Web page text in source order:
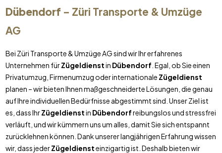
Dübendorf – Züri Transporte & Umzüge
AG
Bei Züri Transporte & Umzüge AG sind wir Ihr erfahrenes
Unternehmen fürZügeldienstin Dübendorf . Egal, ob Sie einen
Privatumzug, Firmenumzug oder internationale Zügeldienst
planen – wir bieten Ihnen maßgeschneiderte Lösungen, die genau
auf Ihre individuellen Bedürfnisse abgestimmt sind. Unser Ziel ist
es, dass IhrZügeldienstin Dübendorfreibungslos und stressfrei
verläuft, und wir kümmern uns um alles, damit Sie sich entspannt
zurücklehnen können. Dank unserer langjährigen Erfahrung wissen
wir, dass jederZügeldiensteinzigartig ist. Deshalb bieten wir